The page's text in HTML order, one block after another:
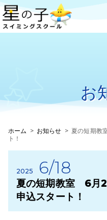
お
ホーム > お知らせ > 夏の短期教
ト！
2025 6/18
夏の短期教室 6月
申込スタート！